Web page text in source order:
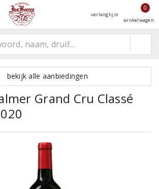
verlanglijst
0
winkelwagen
bekijk alle aanbiedingen
Grand Cru Classé